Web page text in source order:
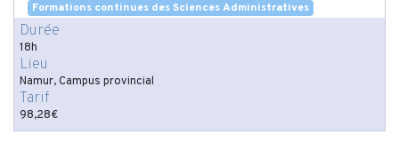
Formations continues des Sciences Administratives
Durée
18h
Lieu
Namur, Campus provincial
Tarif
98,28€